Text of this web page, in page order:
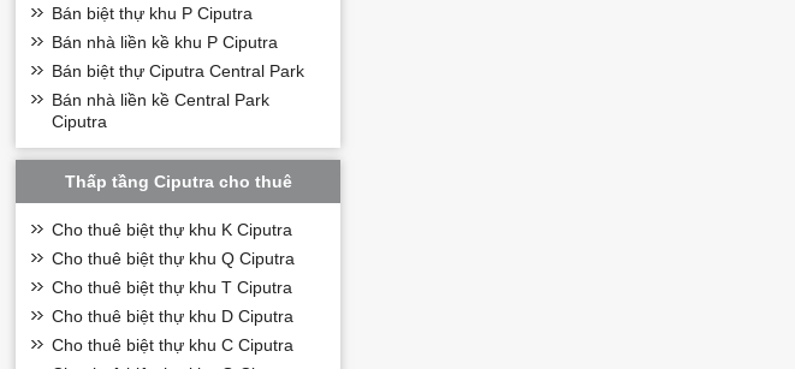
Bán biệt thự khu P Ciputra
Bán nhà liền kề khu P Ciputra
Bán biệt thự Ciputra Central Park
Bán nhà liền kề Central Park
Ciputra
Thấp tầng Ciputra cho thuê
Cho thuê biệt thự khu K Ciputra
Cho thuê biệt thự khu Q Ciputra
Cho thuê biệt thự khu T Ciputra
Cho thuê biệt thự khu D Ciputra
Cho thuê biệt thự khu C Ciputra